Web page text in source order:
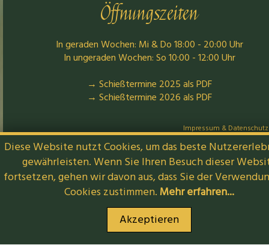
Öffnungszeiten
In geraden Wochen: Mi & Do 18:00 - 20:00 Uhr
In ungeraden Wochen: So 10:00 - 12:00 Uhr
→ Schießtermine 2025 als PDF
→ Schießtermine 2026 als PDF
Impressum & Datenschutz
Diese Website nutzt Cookies, um das beste
gewährleisten. Wenn Sie Ihren Besuch dieser
fortsetzen, gehen wir davon aus, dass Sie der
Cookies zustimmen.Mehr erfahren...
Akzeptieren